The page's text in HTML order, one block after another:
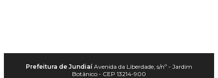
Prefeitura de Jundiaí Avenida da Liberdade, s/nº - Jardim
Botânico - CEP 13214-900